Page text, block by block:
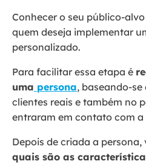
Conhecer o seu público-
quem deseja implementar
personalizado.
Para facilitar essa etapa é
uma persona, baseando-se
clientes reais e também no
entraram em contato com a
Depois de criada a
quais são as